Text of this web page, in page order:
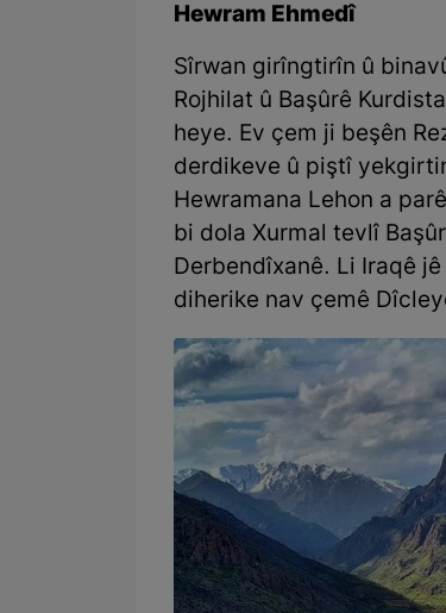
Hewram Ehmedî
Sîrwan girîngtirîn û
Rojhilat û Başûrê
heye. Ev çem ji beşên
derdikeve û piştî
Hewramana Lehon a
bi dola Xurmal tevlî
Derbendîxanê. Li Iraqê
diherike nav çemê